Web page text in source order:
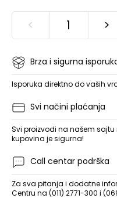
< >
Brza i sigurna
Isporuka direktno do vaših
Svi načini plaćanja
Svi proizvodi na našem
kupovina je sigurna!
Call centar podrška
Za sva pitanja i dodatne
Centru na (011) 2771-300 i